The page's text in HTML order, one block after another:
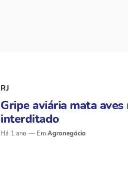
RJ
Gripe aviária mata
interditado
Há 1 ano Agronegócio